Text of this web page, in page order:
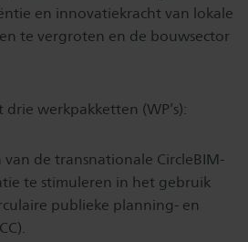
en innovatiekracht van lokale
te vergroten en de bouwsector
werkpakketten (WP’s):
de transnationale CircleBIM-
te stimuleren in het gebruik
publieke planning- en